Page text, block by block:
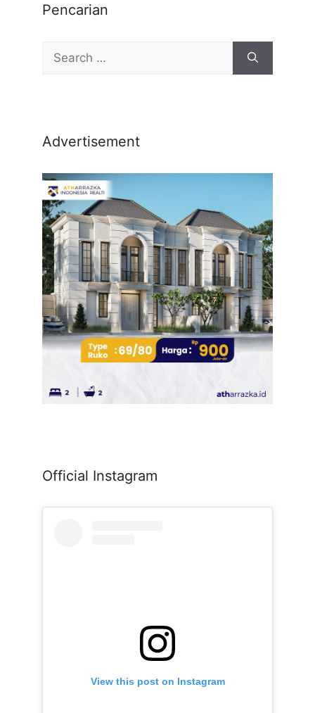
Pencarian
Advertisement
Official Instagram
View this post on Instagram